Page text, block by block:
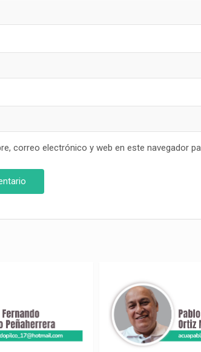
correo electrónico y web en este navegador